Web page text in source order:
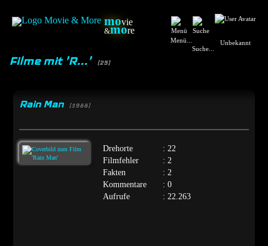
movie
&more
Menü...
Suche...
Unbekannt
Filme mit 'R...' (25)
Rain Man [1988]
Drehorte
: 22
Filmfehler
: 2
Fakten
: 2
Kommentare
: 0
Aufrufe
: 22.263